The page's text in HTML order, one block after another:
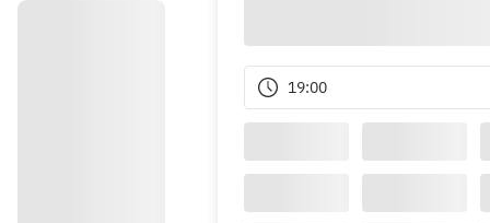
19:00